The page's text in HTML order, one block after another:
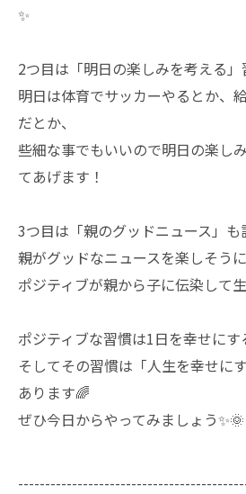
✨
2つ目は「明日の楽しみを考える
明日は体育でサッカーやるとか、
だとか、
些細な事でもいいので明日の楽し
てあげます！
3つ目は「親のグッドニュース」
親がグッドなニュースを楽しそう
ポジティブが親から子に伝染して
ポジティブな習慣は1日を幸せに
そしてその習慣は「人生を幸せに
あります🌈
ぜひ今日からやってみましょう✨🌞